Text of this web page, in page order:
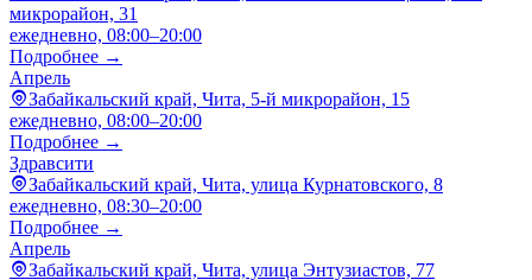
микрорайон, 31
ежедневно, 08:00–20:00
Подробнее →
Апрель
Забайкальский край, Чита, 5-й микрорайон, 15
ежедневно, 08:00–20:00
Подробнее →
Здравсити
Забайкальский край, Чита, улица Курнатовского, 8
ежедневно, 08:30–20:00
Подробнее →
Апрель
Забайкальский край, Чита, улица Энтузиастов, 77